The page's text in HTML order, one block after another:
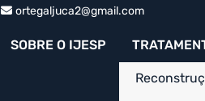
ortegaljuca2@gmail.com
SOBRE O IJESP